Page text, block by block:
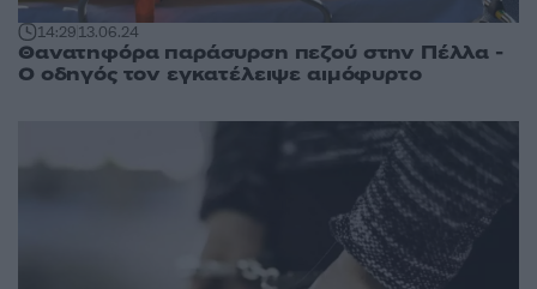
14:2913.06.24
Θανατηφόρα παράσυρση πεζού στην Πέλλα -
Ο οδηγός τον εγκατέλειψε αιμόφυρτο